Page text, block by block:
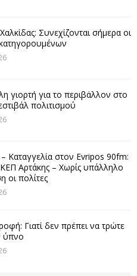
Συνεχίζονται σήμερα οι
γιορτή για το περιβάλλον στο
πολιτισμού
Καταγγελία στον Evripos 90fm:
Αρτάκης – Χωρίς υπάλληλο
οι πολίτες
Γιατί δεν πρέπει να τρώτε
ύπνο